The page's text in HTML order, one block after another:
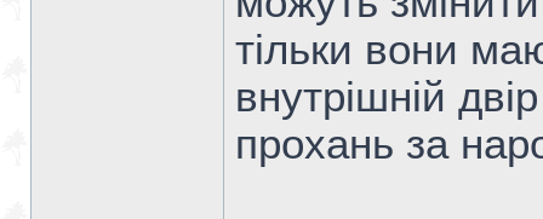
тільки вони
внутрішній
прохань за